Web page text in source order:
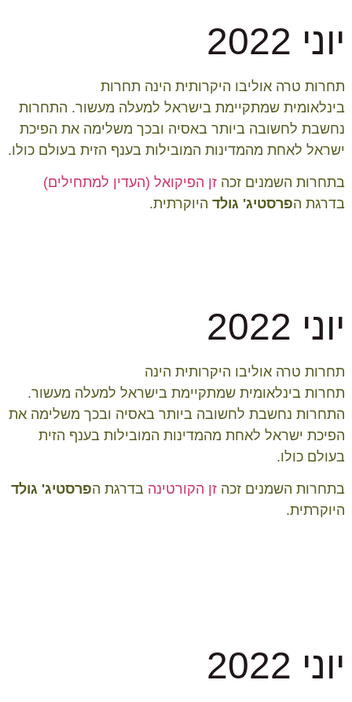
יוני 2022
תחרות טרה אוליבו היקרותית הינה תחרות
בינלאומית שמתקיימת בישראל למעלה מעשור. התחרות
נחשבת לחשובה ביותר באסיה ובכך משלימה את הפיכת
ישראל לאחת מהמדינות המובילות בענף הזית בעולם כולו.
בתחרות השמנים זכה זן הפיקואל (העדין למתחילים)
בדרגת הפרסטיג' גולדהיוקרתית.
יוני 2022
תחרות טרה אוליבו היקרותית הינה
תחרות בינלאומית שמתקיימת בישראל למעלה מעשור.
התחרות נחשבת לחשובה ביותר באסיה ובכך משלימה את
הפיכת ישראל לאחת מהמדינות המובילות בענף הזית
בעולם כולו.
בתחרות השמנים זכה זן הקורטינה בדרגת הפרסטיג' גולד
היוקרתית.
יוני 2022